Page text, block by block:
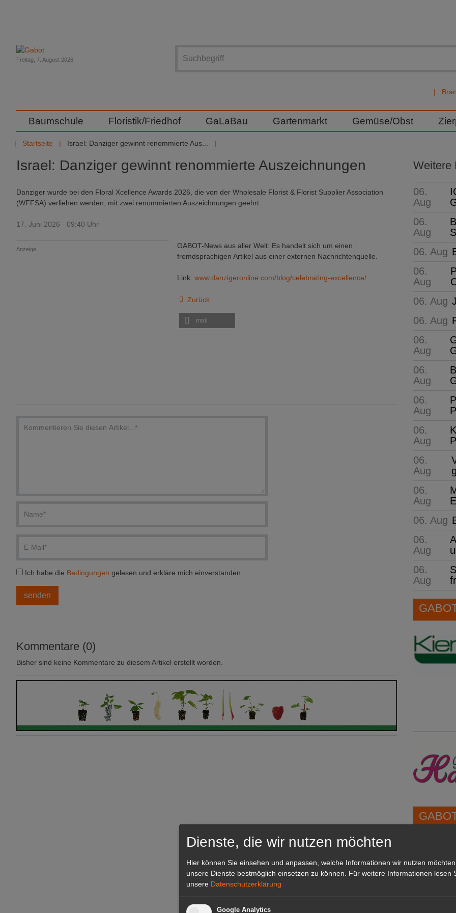
Freitag, 7. August 2026
Baumschule Floristik/Friedhof GaLaBau Gartenmarkt Gemüse/Obst
Startseite Israel: Danziger gewinnt renommierte Aus...
Israel: Danziger gewinnt renommierte Auszeichnungen
Danziger wurde bei den Floral Xcellence Awards 2026, die von der Wholesale Florist & Florist Supplier Association
(WFFSA) verliehen werden, mit zwei renommierten Auszeichnungen geehrt.
17. Juni 2026 - 09:40 Uhr
Anzeige
GABOT-News aus aller Welt: Es handelt sich um einen
fremdsprachigen Artikel aus einer externen Nachrichtenquelle.
Link: www.danzigeronline.com/blog/celebrating-excellence/
Zurück
mail
Ich habe die Bedingungen gelesen und erkläre mich einverstanden.
Kommentare (0)
Bisher sind keine Kommentare zu diesem Artikel erstellt worden.
Weitere
06.
Aug
06.
Aug
06. Aug
06.
Aug
06. Aug
06. Aug
06.
Aug
06.
Aug
06.
Aug
06.
Aug
06.
Aug
06.
Aug
06. Aug
06.
Aug
06.
Aug
grünen
Dienste, die wir nutzen möchten
Hier können Sie einsehen und anpassen, welche Informationen wir nutzen
unsere Dienste bestmöglich einsetzen zu können.
Für weitere Informationen lesen
unsere Datenschutzerklärung
Google Analytics